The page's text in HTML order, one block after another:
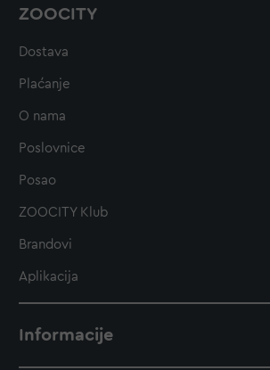
ZOOCITY
Dostava
Plaćanje
O nama
Poslovnice
Posao
ZOOCITY Klub
Brandovi
Aplikacija
Informacije